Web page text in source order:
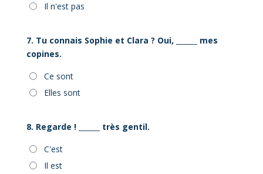
Il n'est pas
7. Tu connais Sophie et Clara ? Oui, ______ mes
copines.
Ce sont
Elles sont
8. Regarde ! ______ très gentil.
C'est
Il est